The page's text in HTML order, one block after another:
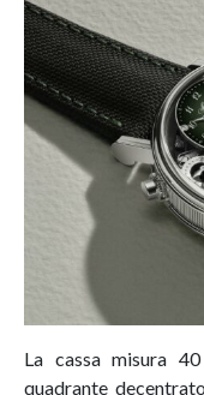
La cassa misura
quadrante